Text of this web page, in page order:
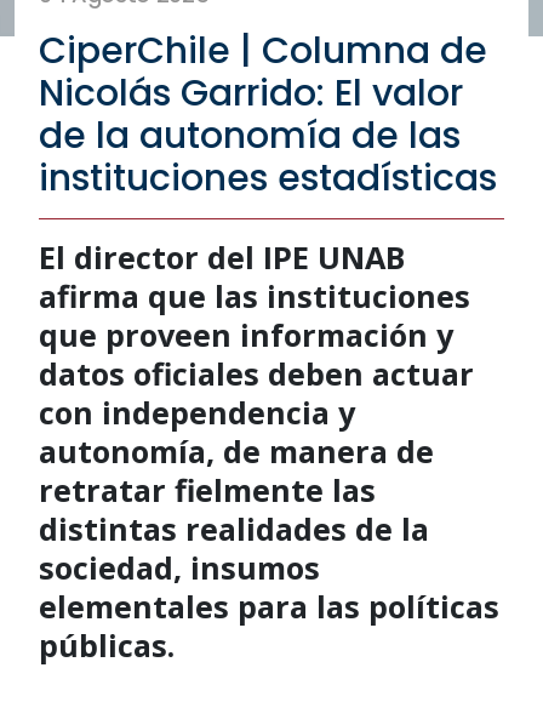
CiperChile | Columna de
Nicolás Garrido: El valor
de la autonomía de las
instituciones estadísticas
El director del IPE UNAB
afirma que las instituciones
que proveen información y
datos oficiales deben actuar
con independencia y
autonomía, de manera de
retratar fielmente las
distintas realidades de la
sociedad, insumos
elementales para las políticas
públicas.